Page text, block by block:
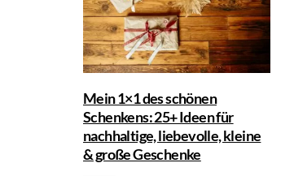
Mein 1×1 des schönen
Schenkens: 25+ Ideen für
nachhaltige, liebevolle, kleine
& große Geschenke